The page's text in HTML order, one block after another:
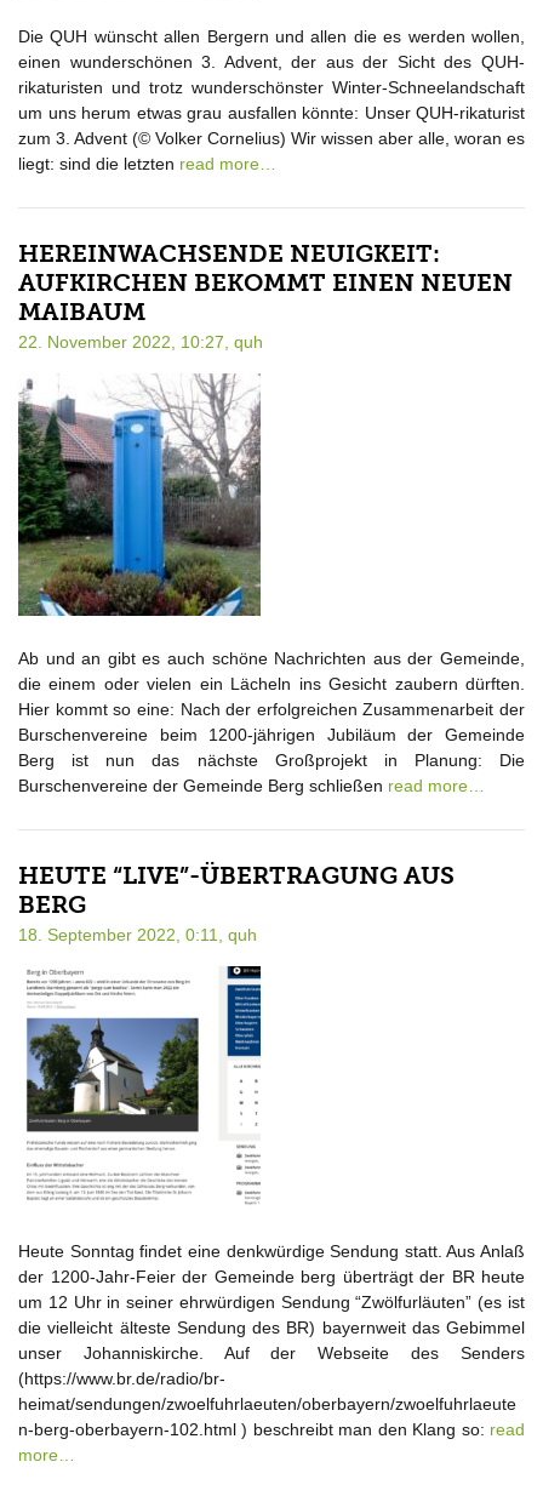
Die QUH wünscht allen Bergern und allen die es werden wollen,
einen wunderschönen 3. Advent, der aus der Sicht des QUH-
rikaturisten und trotz wunderschönster Winter-Schneelandschaft
um uns herum etwas grau ausfallen könnte: Unser QUH-rikaturist
zum 3. Advent (© Volker Cornelius) Wir wissen aber alle, woran es
liegt: sind die letzten read more…
HEREINWACHSENDE NEUIGKEIT:
AUFKIRCHEN BEKOMMT EINEN NEUEN
MAIBAUM
22. November 2022, 10:27, quh
Ab und an gibt es auch schöne Nachrichten aus der Gemeinde,
die einem oder vielen ein Lächeln ins Gesicht zaubern dürften.
Hier kommt so eine: Nach der erfolgreichen Zusammenarbeit der
Burschenvereine beim 1200-jährigen Jubiläum der Gemeinde
Berg ist nun das nächste Großprojekt in Planung: Die
Burschenvereine der Gemeinde Berg schließen read more…
HEUTE “LIVE”-ÜBERTRAGUNG AUS
BERG
18. September 2022, 0:11, quh
Heute Sonntag findet eine denkwürdige Sendung statt. Aus Anlaß
der 1200-Jahr-Feier der Gemeinde berg überträgt der BR heute
um 12 Uhr in seiner ehrwürdigen Sendung “Zwölfurläuten” (es ist
die vielleicht älteste Sendung des BR) bayernweit das Gebimmel
unser Johanniskirche. Auf der Webseite des Senders
(https://www.br.de/radio/br-
heimat/sendungen/zwoelfuhrlaeuten/oberbayern/zwoelfuhrlaeute
n-berg-oberbayern-102.html ) beschreibt man den Klang so: read
more…